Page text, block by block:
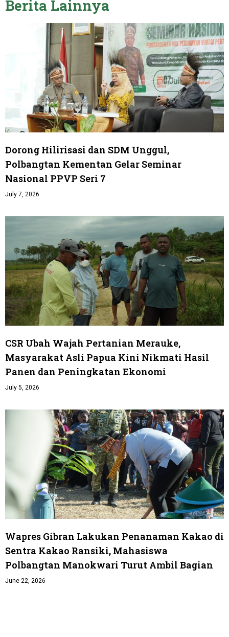
Berita Lainnya
Dorong Hilirisasi dan SDM Unggul,
Polbangtan Kementan Gelar Seminar
Nasional PPVP Seri 7
July 7, 2026
CSR Ubah Wajah Pertanian Merauke,
Masyarakat Asli Papua Kini Nikmati Hasil
Panen dan Peningkatan Ekonomi
July 5, 2026
Wapres Gibran Lakukan Penanaman Kakao di
Sentra Kakao Ransiki, Mahasiswa
Polbangtan Manokwari Turut Ambil Bagian
June 22, 2026